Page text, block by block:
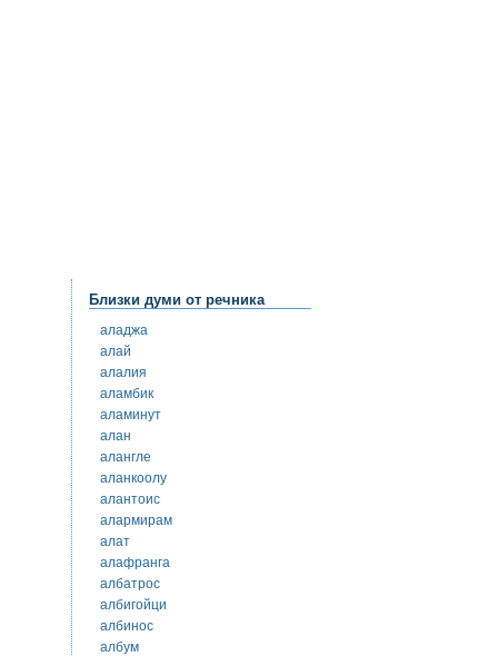
Близки думи от речника
аладжа
алай
алалия
аламбик
аламинут
алан
алангле
аланкоолу
алантоис
алармирам
алат
алафранга
албатрос
албигойци
албинос
албум